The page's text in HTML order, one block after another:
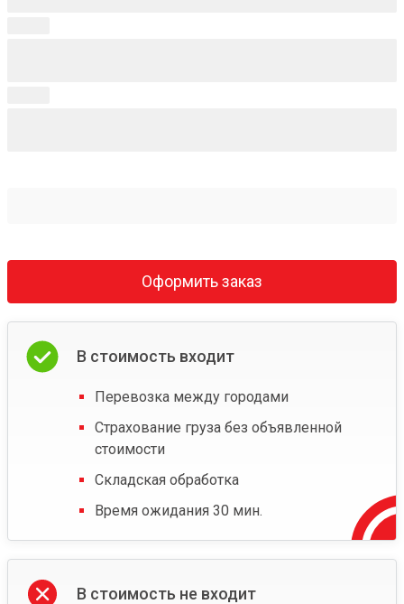
Оформить заказ
В стоимость входит
Перевозка между городами
Страхование груза без объявленной
стоимости
Складская обработка
Время ожидания 30 мин.
В стоимость не входит